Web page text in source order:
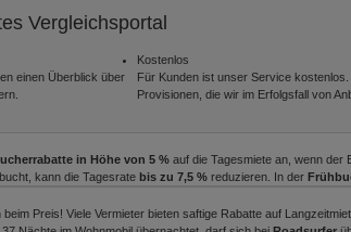
Vergleichsportal
einen Überblick über
Kostenlos
Für Kunden ist unser Service
Provisionen, die wir im Erfolgsfall von
in Höhe von 5 % auf die Tagesmiete an, wenn der
kann die Tagesrate bis zu 7,5 % reduzieren. In der
Preis! Viele Vermieter bieten saftige Rabatte auf